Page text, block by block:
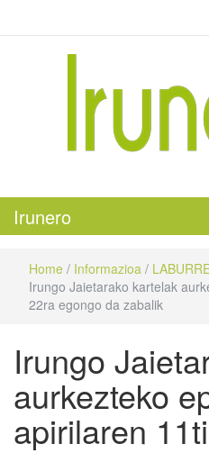
Irunero
Home / Informazioa /
Irungo Jaietarako kartelak
22ra egongo da zabalik
Irungo
aurkezteko
apirilaren